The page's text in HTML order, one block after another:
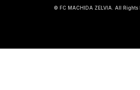
© FC MACHIDA ZELVIA. All Rights